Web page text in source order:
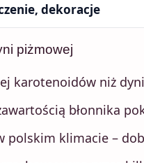
dekoracje
piżmowej
karotenoidów niż
błonnika
polskim klimacie –